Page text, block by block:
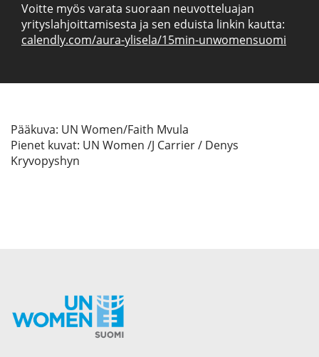
Voitte myös varata suoraan neuvotteluajan
yrityslahjoittamisesta ja sen eduista linkin kautta:
calendly.com/aura-ylisela/15min-unwomensuomi
Pääkuva: UN Women/Faith Mvula
Pienet kuvat: UN Women /J Carrier / Denys
Kryvopyshyn